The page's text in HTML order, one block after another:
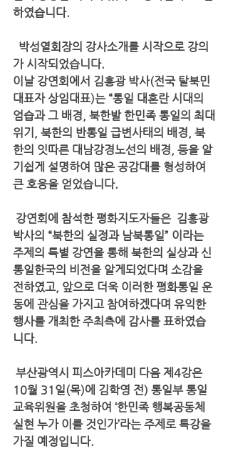
하였습니다.
박성열회장의 강사소개를 시작으로 강의
가 시작되었습니다.
이날 강연회에서 김흥광 박사(전국 탈북민
대표자 상임대표)는 “통일 대혼란 시대의
엄습과 그 배경, 북한발 한민족 통일의 최대
위기, 북한의 반통일 급변사태의 배경, 북
한의 잇따른 대남강경노선의 배경, 등을 알
기쉽게 설명하여 많은 공감대를 형성하여
큰 호응을 얻었습니다.
강연회에 참석한 평화지도자들은  김흥광
박사의 “북한의 실정과 남북통일” 이라는
주제의 특별 강연을 통해 북한의 실상과 신
통일한국의 비전을 알게되었다며 소감을
전하였고, 앞으로 더욱 이러한 평화통일 운
동에 관심을 가지고 참여하겠다며 유익한
행사를 개최한 주최측에 감사를 표하였습
니다.
부산광역시 피스아카데미 다음 제4강은
10월 31일(목)에 김학영 전) 통일부 통일
교육위원을 초청하여 ‘한민족 행복공동체
실현 누가 이를 것인가’라는 주제로 특강을
가질 예정입니다.